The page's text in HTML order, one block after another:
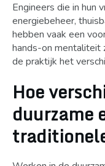
Engineers die in hun
energiebeheer,
hebben vaak een
hands-on mentaliteit
de praktijk het
Hoe
duurzame